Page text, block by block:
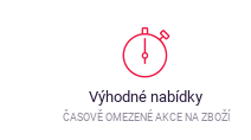
Výhodné nabídky
ČASOVĚ OMEZENÉ AKCE NA ZBOŽÍ